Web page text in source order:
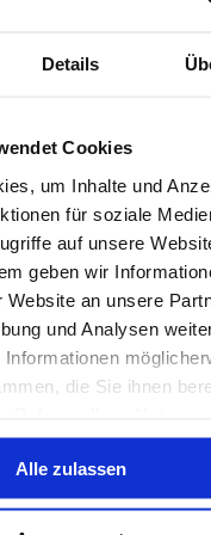
Details
Cookies
um Inhalte und
für soziale
auf unsere
geben wir
Website an unsere
und Analysen
die Sie ihnen
Alle zulassen
ihre
geteilt
lesen
lesen